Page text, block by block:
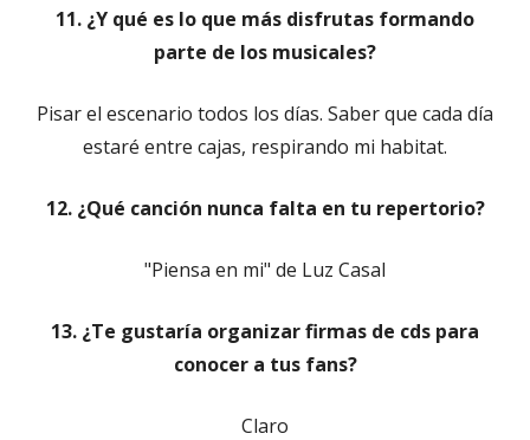
11. ¿Y qué es lo que más disfrutas formando
parte de los musicales?
Pisar el escenario todos los días. Saber que cada día
estaré entre cajas, respirando mi habitat.
12. ¿Qué canción nunca falta en tu repertorio?
"Piensa en mi" de Luz Casal
13. ¿Te gustaría organizar firmas de cds para
conocer a tus fans?
Claro